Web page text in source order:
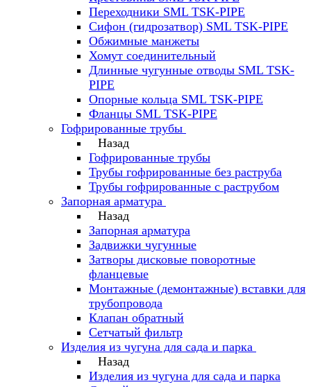
Переходники SML TSK-PIPE
Сифон (гидрозатвор) SML TSK-PIPE
Обжимные манжеты
Хомут соединительный
Длинные чугунные отводы SML TSK-
PIPE
Опорные кольца SML TSK-PIPE
Фланцы SML TSK-PIPE
Гофрированные трубы
Назад
Гофрированные трубы
Трубы гофрированные без раструба
Трубы гофрированные с раструбом
Запорная арматура
Назад
Запорная арматура
Задвижки чугунные
Затворы дисковые поворотные
фланцевые
Монтажные (демонтажные) вставки для
трубопровода
Клапан обратный
Сетчатый фильтр
Изделия из чугуна для сада и парка
Назад
Изделия из чугуна для сада и парка